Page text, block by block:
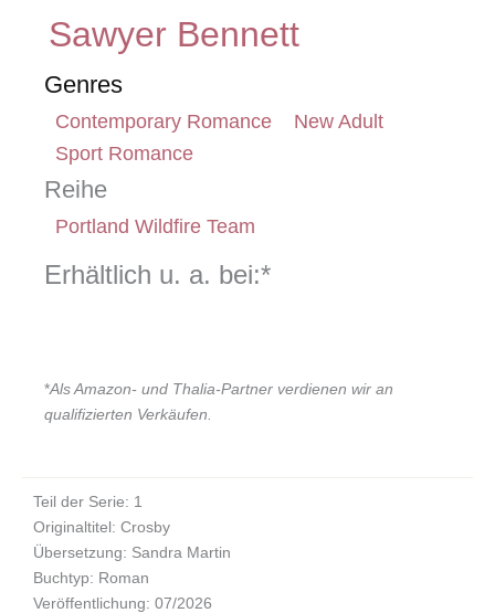
Sawyer Bennett
Genres
Contemporary Romance
New Adult
Sport Romance
Reihe
Portland Wildfire Team
Erhältlich u. a. bei:*
*Als Amazon- und Thalia-Partner verdienen wir an
qualifizierten Verkäufen.
Teil der Serie: 1
Originaltitel: Crosby
Übersetzung: Sandra Martin
Buchtyp: Roman
Veröffentlichung: 07/2026